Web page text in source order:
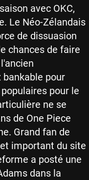
avec OKC,
Le Néo-Zélandais
de dissuasion
chances de faire
pour
pour le
ne se
de One Piece
Grand fan de
important du site
a posté une
dans la